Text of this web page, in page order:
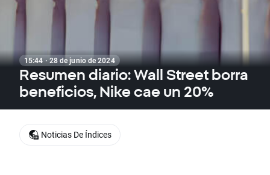
15:44 · 28 de junio de 2024
Resumen diario: Wall Street borra
beneficios, Nike cae un 20%
Noticias De Índices